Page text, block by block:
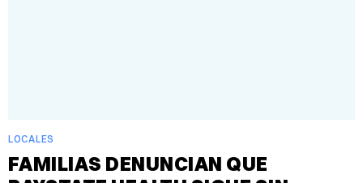
LOCALES
FAMILIAS DENUNCIAN QUE